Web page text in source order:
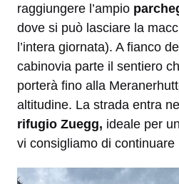
raggiungere l’ampio
dove si può lasciare la
l’intera giornata). A fianco
cabinovia parte il sentiero
porterà fino alla
altitudine. La strada entra
rifugio Zuegg, ideale per
vi consigliamo di continuare